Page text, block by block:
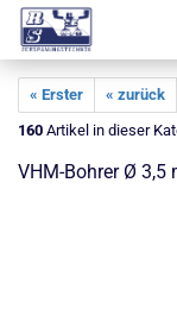
« Erster « zurück
160 Artikel in dieser
VHM-Bohrer Ø